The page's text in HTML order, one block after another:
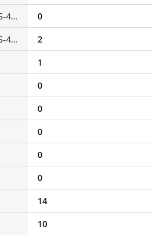
Anzahl der HW-Schnittstellen seriell RS-422
0
Anzahl der HW-Schnittstellen seriell RS-485
2
1
0
0
0
0
0
14
10